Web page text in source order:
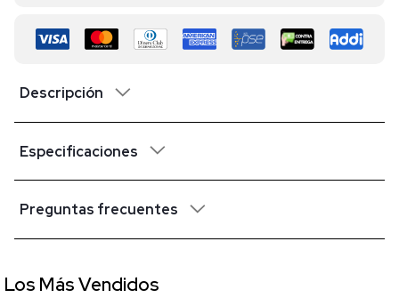
Descripción
Especificaciones
Preguntas frecuentes
Los Más Vendidos